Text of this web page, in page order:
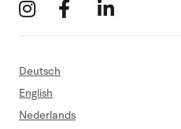
Deutsch
English
Nederlands